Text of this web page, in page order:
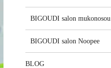
BIGOUDI salon mukonosou
BIGOUDI salon Noopee
BLOG